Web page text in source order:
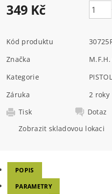
349 Kč
Kód produktu
Značka
Kategorie
Záruka
2 roky
Tisk
Dotaz
Zobrazit skladovou lokaci
POPIS
PARAMETRY